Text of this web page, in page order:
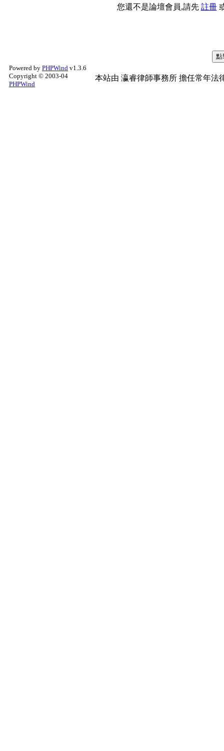
您還不是論壇會員,請先 註冊
Powered by PHPWind v1.3.6
Copyright © 2003-04
PHPWind
本站由 瀛睿律師事務所 擔任常年法